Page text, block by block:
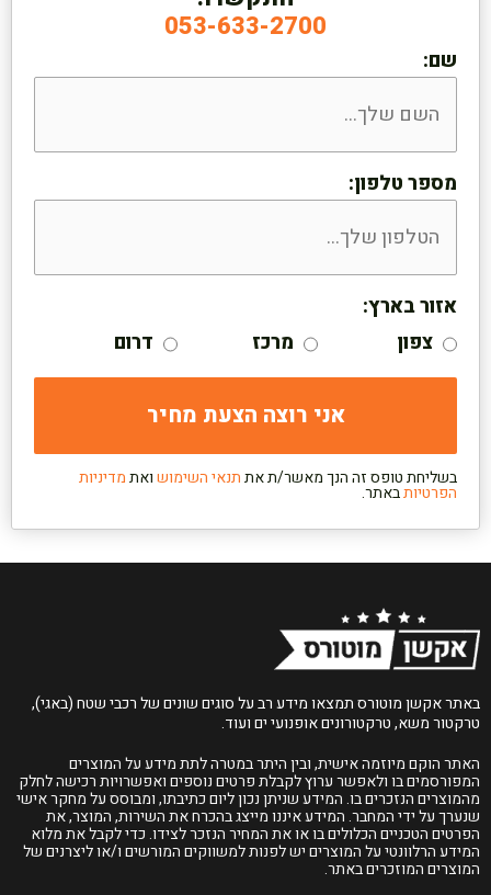
053-633-2700
שם:
מספר טלפון:
אזור בארץ:
צפון
מרכז דרום
בשליחת טופס זה הנך מאשר/ת אתתנאי השימושואתמדיניות
הפרטיותבאתר.
באתר אקשן מוטורס תמצאו מידע רב על סוגים שונים של רכבי שטח (באגי),
טרקטור משא, טרקטורונים אופנועי ים ועוד.
האתר הוקם מיוזמה אישית, ובין היתר במטרה לתת מידע על המוצרים
המפורסמים בו ולאפשר ערוץ לקבלת פרטים נוספים ואפשרויות רכישה לחלק
מהמוצרים הנזכרים בו. המידע שניתן נכון ליום כתיבתו, ומבוסס על מחקר אישי
שנערך על ידי המחבר. המידע איננו מייצג בהכרח את השירות, המוצר, את
הפרטים הטכניים הכלולים בו או את המחיר הנזכר לצידו. כדי לקבל את מלוא
המידע הרלוונטי על המוצרים יש לפנות למשווקים המורשים ו/או ליצרנים של
המוצרים המוזכרים באתר.